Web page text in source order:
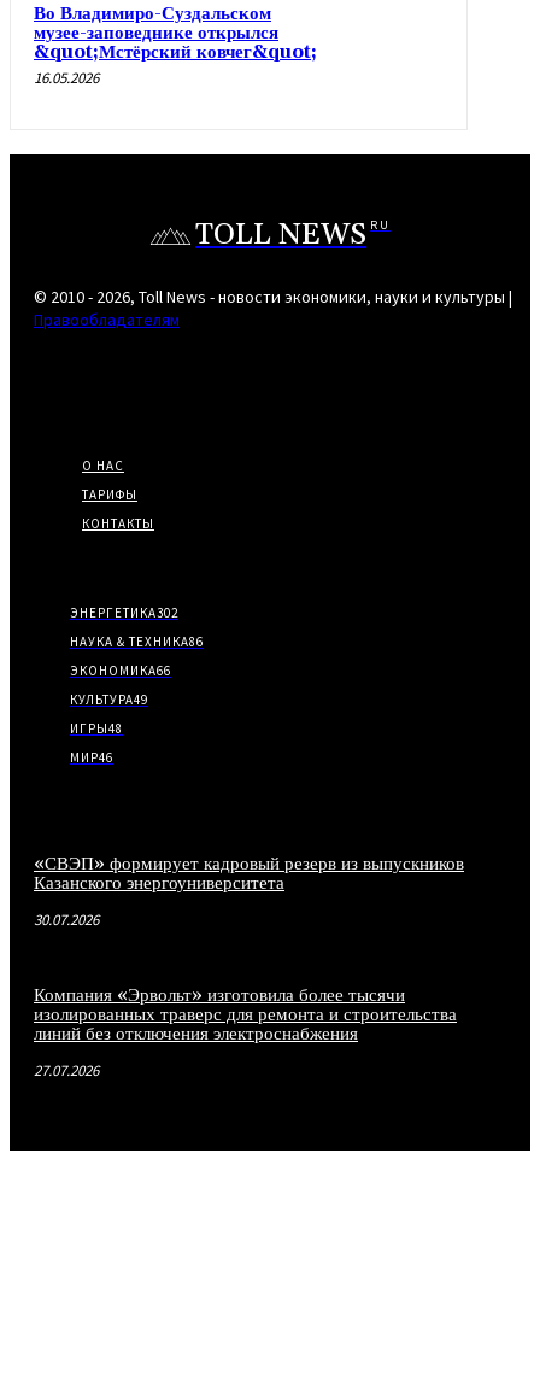
Во Владимиро-Суздальском
музее-заповеднике открылся
&quot;Мстёрский ковчег&quot;
16.05.2026
TOLL NEWS RU
© 2010 - 2026, Toll News - новости экономики, науки и культуры |
Правообладателям
О НАС
ТАРИФЫ
КОНТАКТЫ
ЭНЕРГЕТИКА302
НАУКА & ТЕХНИКА86
ЭКОНОМИКА66
КУЛЬТУРА49
ИГРЫ48
МИР46
«СВЭП» формирует кадровый резерв из выпускников
Казанского энергоуниверситета
30.07.2026
Компания «Эрвольт» изготовила более тысячи
изолированных траверс для ремонта и строительства
линий без отключения электроснабжения
27.07.2026